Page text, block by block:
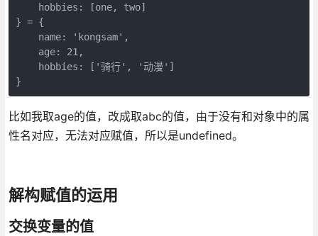
    hobbies: [one, two]
} = {
    name: 'kongsam',
    age: 21,
    hobbies: ['骑行', '动漫']
比如我取age的值，改成取abc的值，由于没有和对象中的属
性名对应，无法对应赋值，所以是undefined。
解构赋值的运用
交换变量的值